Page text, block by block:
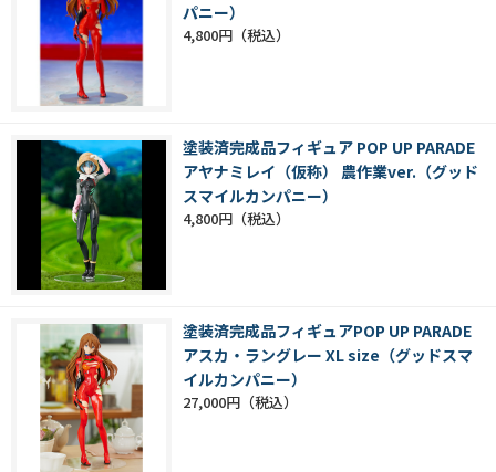
パニー）
4,800円
塗装済完成品フィギュア POP UP PARADE
アヤナミレイ（仮称） 農作業ver.（グッド
スマイルカンパニー）
4,800円
塗装済完成品フィギュアPOP UP PARADE
アスカ・ラングレー XL size（グッドスマ
イルカンパニー）
27,000円